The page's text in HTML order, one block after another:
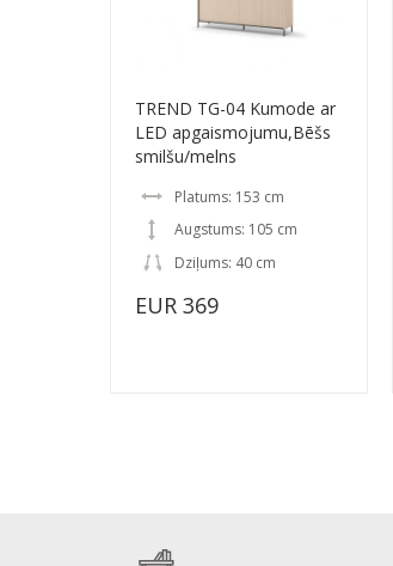
TREND TG-04 Kumode ar
LED apgaismojumu,Bēšs
smilšu/melns
Platums: 153 cm
Augstums: 105 cm
Dziļums: 40 cm
EUR 369